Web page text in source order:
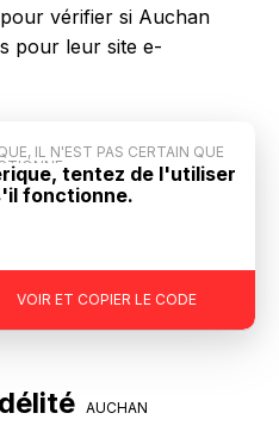
vérifier si Auchan
pour leur site e-
VOIR ET COPIER LE CODE
IL N'EST PAS CERTAIN QUE
tentez de l'utiliser
fonctionne.
AUCHAN